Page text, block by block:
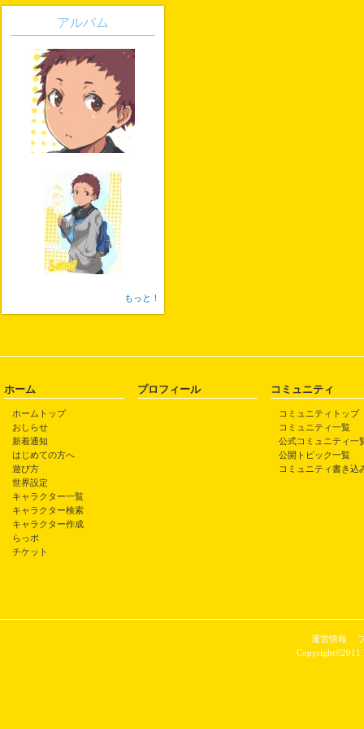
アルバム
もっと！
ホーム
ホームトップ
おしらせ
新着通知
はじめての方へ
遊び方
世界設定
キャラクター一覧
キャラクター検索
キャラクター作成
らっポ
チケット
プロフィール コミュニティ
コミュニティトップ
コミュニティ一覧
公式コミュニティ一
公開トピック一覧
コミュニティ書き込
運営情報
Copyright©2011